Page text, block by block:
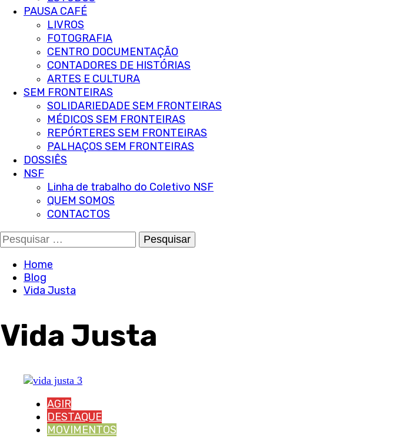
PAUSA CAFÉ
LIVROS
FOTOGRAFIA
CENTRO DOCUMENTAÇÃO
CONTADORES DE HISTÓRIAS
ARTES E CULTURA
SEM FRONTEIRAS
SOLIDARIEDADE SEM FRONTEIRAS
MÉDICOS SEM FRONTEIRAS
REPÓRTERES SEM FRONTEIRAS
PALHAÇOS SEM FRONTEIRAS
DOSSIÊS
NSF
Linha de trabalho do Coletivo NSF
QUEM SOMOS
CONTACTOS
Pesquisar
por:
Home
Blog
Vida Justa
Vida Justa
AGIR
DESTAQUE
MOVIMENTOS